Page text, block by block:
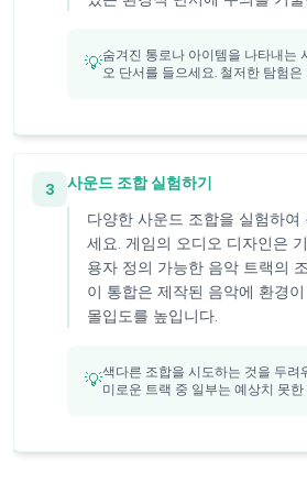
💡숨겨진 통로나 아이템을 나타내는
오 단서를 들으세요. 철저한 탐험
3
사운드 조합 실험하기
다양한 사운드 조합을 실험하
세요. 게임의 오디오 디자인은
용자 정의 가능한 음악 트랙의
이 통합은 제작된 음악에 환경
몰입도를 높입니다.
💡색다른 조합을 시도하는 것을 두려
미로운 트랙 중 일부는 예상치 못